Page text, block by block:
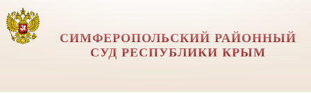
СИМФЕРОПОЛЬСКИЙ РАЙОННЫЙ
СУД РЕСПУБЛИКИ КРЫМ